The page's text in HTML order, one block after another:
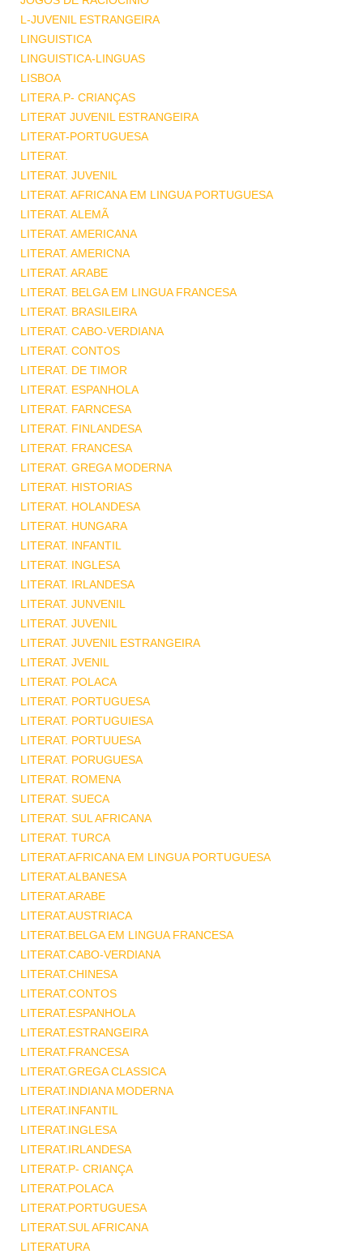
L-JUVENIL ESTRANGEIRA
LINGUISTICA
LINGUISTICA-LINGUAS
LISBOA
LITERA.P- CRIANÇAS
LITERAT JUVENIL ESTRANGEIRA
LITERAT-PORTUGUESA
LITERAT.
LITERAT. JUVENIL
LITERAT. AFRICANA EM LINGUA PORTUGUESA
LITERAT. ALEMÃ
LITERAT. AMERICANA
LITERAT. AMERICNA
LITERAT. ARABE
LITERAT. BELGA EM LINGUA FRANCESA
LITERAT. BRASILEIRA
LITERAT. CABO-VERDIANA
LITERAT. CONTOS
LITERAT. DE TIMOR
LITERAT. ESPANHOLA
LITERAT. FARNCESA
LITERAT. FINLANDESA
LITERAT. FRANCESA
LITERAT. GREGA MODERNA
LITERAT. HISTORIAS
LITERAT. HOLANDESA
LITERAT. HUNGARA
LITERAT. INFANTIL
LITERAT. INGLESA
LITERAT. IRLANDESA
LITERAT. JUNVENIL
LITERAT. JUVENIL
LITERAT. JUVENIL ESTRANGEIRA
LITERAT. JVENIL
LITERAT. POLACA
LITERAT. PORTUGUESA
LITERAT. PORTUGUIESA
LITERAT. PORTUUESA
LITERAT. PORUGUESA
LITERAT. ROMENA
LITERAT. SUECA
LITERAT. SUL AFRICANA
LITERAT. TURCA
LITERAT.AFRICANA EM LINGUA PORTUGUESA
LITERAT.ALBANESA
LITERAT.ARABE
LITERAT.AUSTRIACA
LITERAT.BELGA EM LINGUA FRANCESA
LITERAT.CABO-VERDIANA
LITERAT.CHINESA
LITERAT.CONTOS
LITERAT.ESPANHOLA
LITERAT.ESTRANGEIRA
LITERAT.FRANCESA
LITERAT.GREGA CLASSICA
LITERAT.INDIANA MODERNA
LITERAT.INFANTIL
LITERAT.INGLESA
LITERAT.IRLANDESA
LITERAT.P- CRIANÇA
LITERAT.POLACA
LITERAT.PORTUGUESA
LITERAT.SUL AFRICANA
LITERATURA